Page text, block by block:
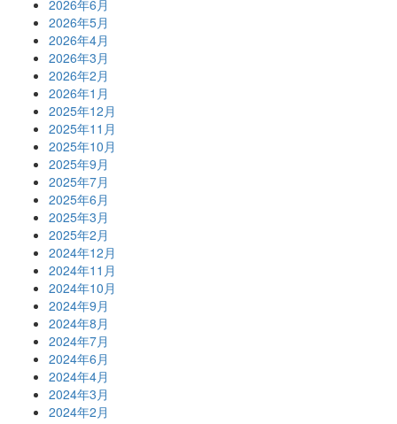
2026年6月
2026年5月
2026年4月
2026年3月
2026年2月
2026年1月
2025年12月
2025年11月
2025年10月
2025年9月
2025年7月
2025年6月
2025年3月
2025年2月
2024年12月
2024年11月
2024年10月
2024年9月
2024年8月
2024年7月
2024年6月
2024年4月
2024年3月
2024年2月